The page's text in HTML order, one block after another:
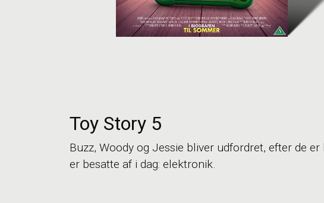
Toy Story 5
Buzz, Woody og Jessie bliver udfordret, efter de
er besatte af i dag: elektronik.